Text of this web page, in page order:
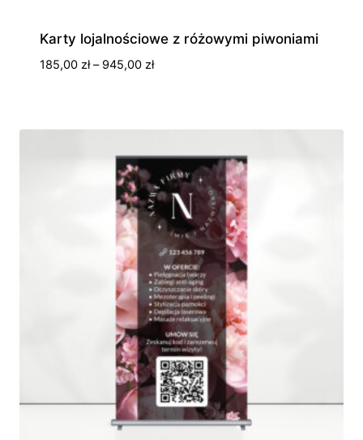
Karty lojalnościowe z różowymi piwoniami
185,00 zł – 945,00 złZakres
945,00 zł